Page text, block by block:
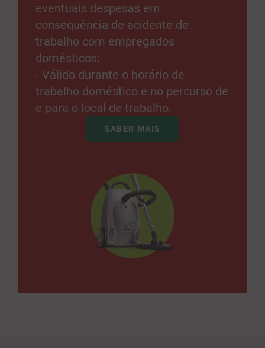
eventuais despesas em
consequência de acidente de
trabalho com empregados
domésticos;
- Válido durante o horário de
trabalho doméstico e no percurso de
e para o local de trabalho.
SABER MAIS